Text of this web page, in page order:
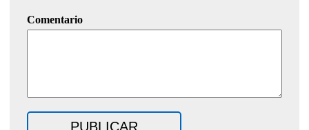
Comentario